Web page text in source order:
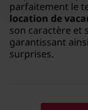
parfaitement le
location de
son caractère et
garantissant
surprises.